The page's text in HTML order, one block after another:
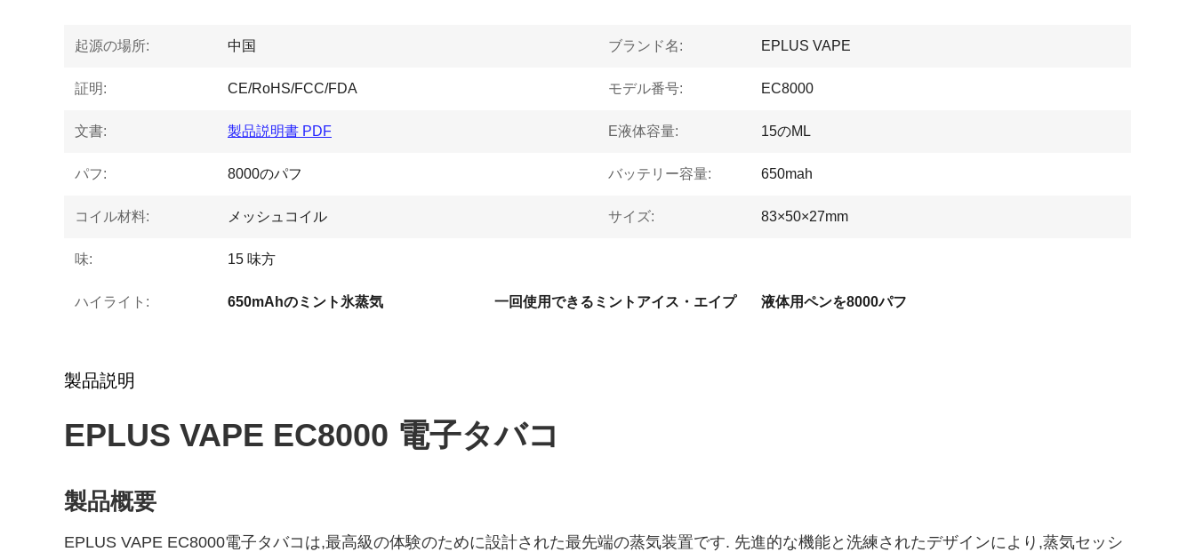
起源の場所: 中国 ブランド名: EPLUS VAPE
証明: CE/RoHS/FCC/FDA モデル番号: EC8000
文書: 製品説明書 PDF E液体容量: 15のML
パフ: 8000のパフ バッテリー容量: 650mah
コイル材料: メッシュコイル サイズ: 83×50×27mm
味: 15 味方
ハイライト: 650mAhのミント氷蒸気 一回使用できるミントアイス・エイプ 液体用ペンを8000パフ
製品説明
EPLUS VAPE EC8000 電子タバコ
製品概要
EPLUS VAPE EC8000電子タバコは,最高級の体験のために設計された最先端の蒸気装置です. 先進的な機能と洗練されたデザインにより,蒸気セッシ